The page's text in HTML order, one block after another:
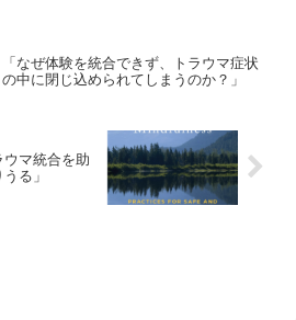
「なぜ体験を統合できず、トラウマ症状
の中に閉じ込められてしまうのか？」
ウマ統合を助
る」